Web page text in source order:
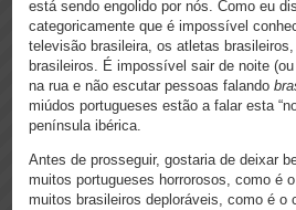
está sendo engolido por nós. Como eu
categoricamente que é impossível
televisão brasileira, os atletas
brasileiros. É impossível sair de noite
na rua e não escutar pessoas falando
miúdos portugueses estão a falar esta
península ibérica.
Antes de prosseguir, gostaria de deixar
muitos portugueses horrorosos, como é
muitos brasileiros deploráveis, como é o